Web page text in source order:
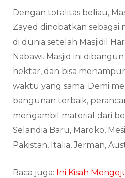
Dengan totalitas beliau,
Zayed dinobatkan sebagai
di dunia setelah Masjidil
Nabawi. Masjid ini dibangun
hektar, dan bisa
waktu yang sama. Demi
bangunan terbaik,
mengambil material dari
Selandia Baru, Maroko,
Pakistan, Italia, Jerman,
Baca juga: Ini Kisah